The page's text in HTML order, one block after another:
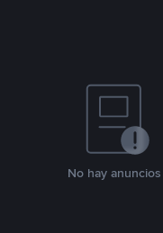
No hay anuncios